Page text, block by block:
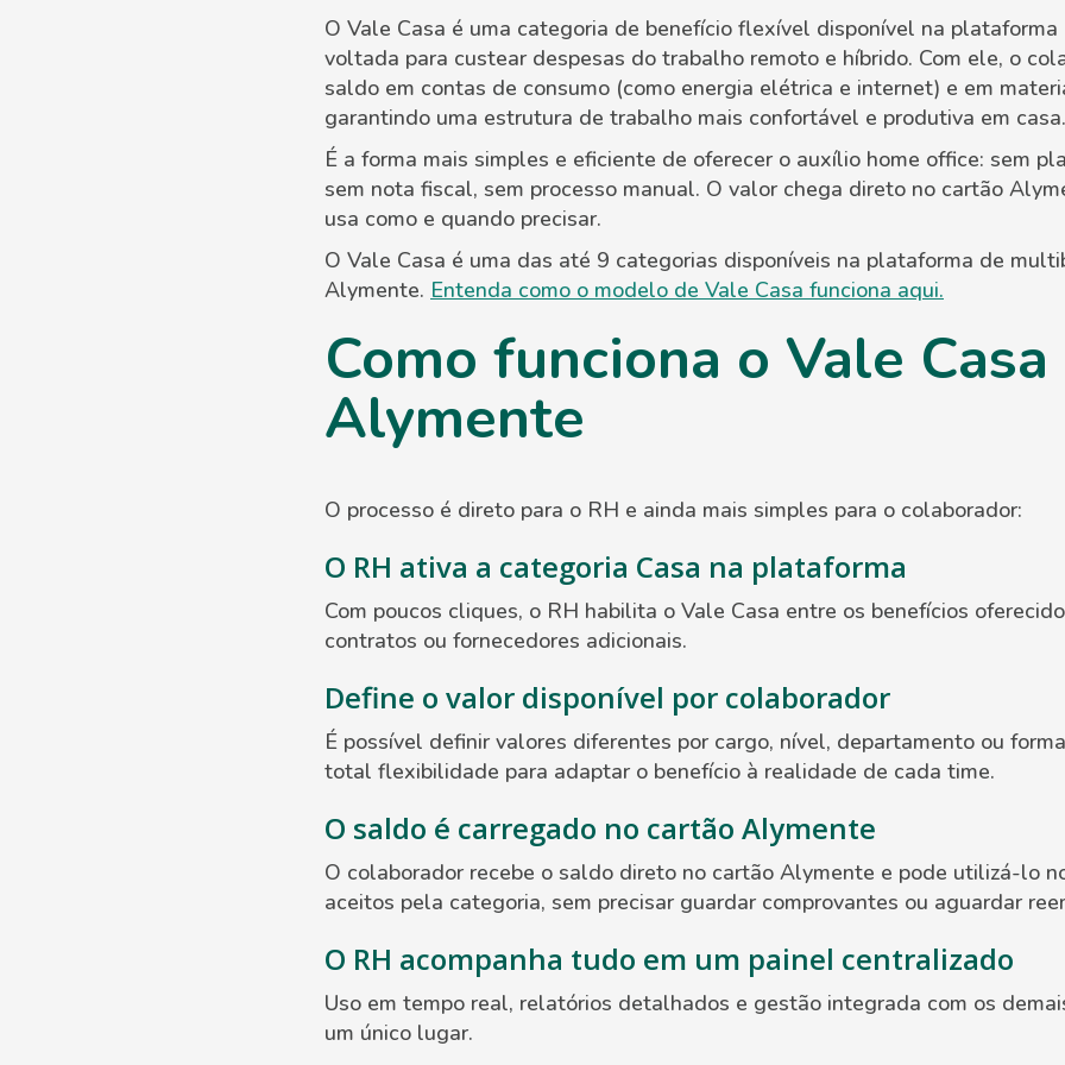
O Vale Casa é uma categoria de benefício flexível disponível na
voltada para custear despesas do trabalho remoto e híbrido. Com ele, o
saldo em contas de consumo (como energia elétrica e internet) e em
garantindo uma estrutura de trabalho mais confortável e produtiva em casa.
É a forma mais simples e eficiente de oferecer o auxílio home office: sem
sem nota fiscal, sem processo manual. O valor chega direto no cartão
usa como e quando precisar.
O Vale Casa é uma das até 9 categorias disponíveis na plataforma de
Alymente. Entenda como o modelo de Vale Casa funciona aqui.
Como funciona o Vale
Alymente
O processo é direto para o RH e ainda mais simples para o colaborador:
O RH ativa a categoria Casa na plataforma
Com poucos cliques, o RH habilita o Vale Casa entre os benefícios
contratos ou fornecedores adicionais.
Define o valor disponível por colaborador
É possível definir valores diferentes por cargo, nível, departamento ou
total flexibilidade para adaptar o benefício à realidade de cada time.
O saldo é carregado no cartão Alymente
O colaborador recebe o saldo direto no cartão Alymente e pode utilizá-lo
aceitos pela categoria, sem precisar guardar comprovantes ou aguardar
O RH acompanha tudo em um painel centralizado
Uso em tempo real, relatórios detalhados e gestão integrada com os
um único lugar.